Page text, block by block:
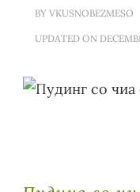
BY VKUSNOBEZMESO
UPDATED ON